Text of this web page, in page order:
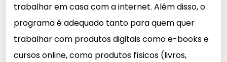
trabalhar em casa com a internet. Além disso, o
programa é adequado tanto para quem quer
trabalhar com produtos digitais como e-books e
cursos online, como produtos físicos (livros,